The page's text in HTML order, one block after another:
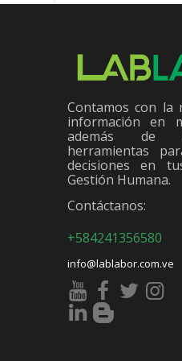
Contamos con la
información en
además de
herramientas
decisiones en
Gestión Humana.
Contáctanos:
+584241356580
info@lablabor.com.ve